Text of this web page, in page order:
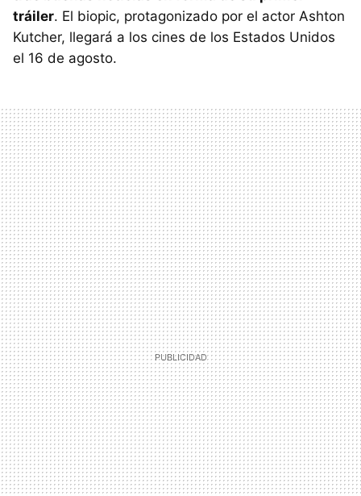
tráiler. El biopic, protagonizado por el actor Ashton
Kutcher, llegará a los cines de los Estados Unidos
el 16 de agosto.